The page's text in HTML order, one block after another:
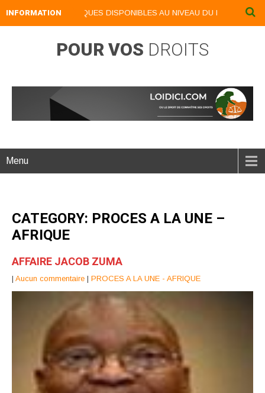
INFORMATION
NUMERIQUES DISPONIBLES AU NIVEAU DU MENU ...NOS
POUR VOS DROITS
Menu
CATEGORY: PROCES A LA UNE –
AFRIQUE
AFFAIRE JACOB ZUMA
| Aucun commentaire | PROCES A LA UNE - AFRIQUE